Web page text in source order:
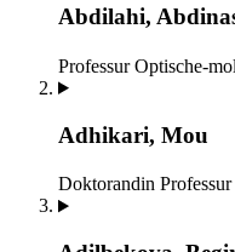
Abdilahi,
Professur Optische-
Adhikari, Mou
Doktorandin